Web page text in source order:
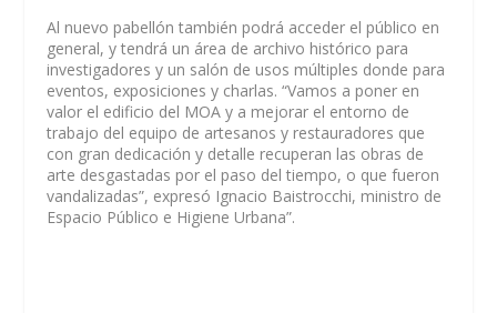
Al nuevo pabellón también podrá acceder el público en
general, y tendrá un área de archivo histórico para
investigadores y un salón de usos múltiples donde para
eventos, exposiciones y charlas. “Vamos a poner en
valor el edificio del MOA y a mejorar el entorno de
trabajo del equipo de artesanos y restauradores que
con gran dedicación y detalle recuperan las obras de
arte desgastadas por el paso del tiempo, o que fueron
vandalizadas”, expresó Ignacio Baistrocchi, ministro de
Espacio Público e Higiene Urbana”.